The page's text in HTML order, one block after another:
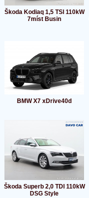
Škoda Kodiaq 1,5 TSI 110kW
7míst Busin
BMW X7 xDrive40d
Škoda Superb 2,0 TDI 110kW
DSG Style